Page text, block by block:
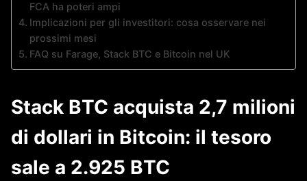
FCA ha poteri ampi
Implicazioni per gli investitori: cosa osservare nei
prossimi mesi
FAQ su Farage, Stack BTC e Bitcoin nel UK
Stack BTC acquista 2,7 milioni
di dollari in Bitcoin: il tesoro
sale a 2.925 BTC